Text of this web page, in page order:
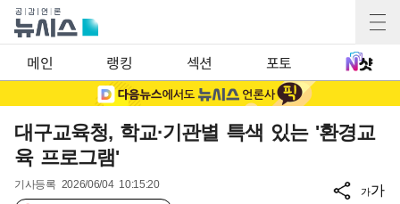
메인 랭킹 섹션 포토
대구교육청, 학교·기관별 특색 있는 '환경교
육 프로그램'
기사등록 2026/06/04 10:15:20
가가